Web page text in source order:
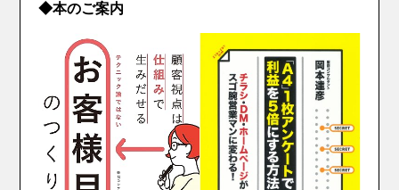
◆本のご案内